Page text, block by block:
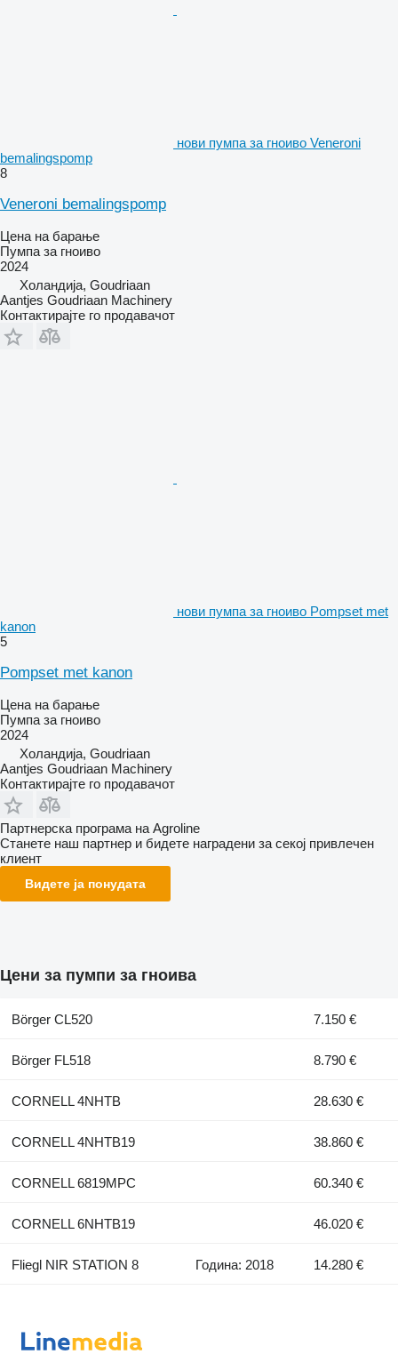
нови пумпа за гноиво Veneroni
bemalingspomp
8
Veneroni bemalingspomp
Цена на барање
Пумпа за гноиво
2024
Холандија, Goudriaan
Aantjes Goudriaan Machinery
Контактирајте го продавачот
нови пумпа за гноиво Pompset met
kanon
5
Pompset met kanon
Цена на барање
Пумпа за гноиво
2024
Холандија, Goudriaan
Aantjes Goudriaan Machinery
Контактирајте го продавачот
Партнерска програма на Agroline
Станете наш партнер и бидете наградени за секој привлечен
клиент
Видете ја понудата
Цени за пумпи за гноива
Börger CL520 7.150 €
Börger FL518 8.790 €
CORNELL 4NHTB 28.630 €
CORNELL 4NHTB19 38.860 €
CORNELL 6819MPC 60.340 €
CORNELL 6NHTB19 46.020 €
Fliegl NIR STATION 8 Година: 2018 14.280 €